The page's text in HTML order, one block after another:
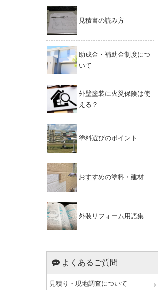
見積書の読み方
助成金・補助金制度につ
いて
外壁塗装に火災保険は使
える？
塗料選びのポイント
おすすめの塗料・建材
外装リフォーム用語集
よくあるご質問
見積り・現地調査について